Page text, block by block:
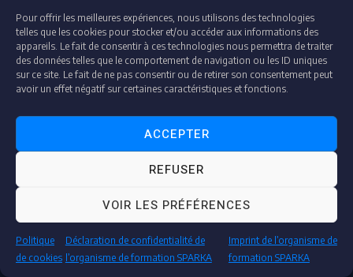
Pour offrir les meilleures expériences, nous utilisons des technologies
telles que les cookies pour stocker et/ou accéder aux informations des
appareils. Le fait de consentir à ces technologies nous permettra de traiter
des données telles que le comportement de navigation ou les ID uniques
sur ce site. Le fait de ne pas consentir ou de retirer son consentement peut
avoir un effet négatif sur certaines caractéristiques et fonctions.
ACCEPTER
REFUSER
VOIR LES PRÉFÉRENCES
Politique
de cookies
Déclaration de confidentialité de
l’organisme de formation SPARKA
Imprint de l’organisme de
formation SPARKA
Droit d'auteur © 2026 plateforme-formation-sparka
Accessibilité : partiellement conforme
Déclaration de confidentialité et de protection de données
Mentions légales
"Accédez à votre espace dédié pour vos contrôles et audits en toute transparence."
AUDITEUR